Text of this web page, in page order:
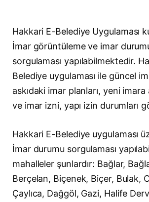
Hakkari E-Belediye Uygulaması
İmar görüntüleme ve imar
sorgulaması yapılabilmektedir.
Belediye uygulaması ile güncel
askıdaki imar planları, yeni imara
ve imar izni, yapı izin durumları
Hakkari E-Belediye uygulaması
İmar durumu sorgulaması
mahalleler şunlardır: Bağlar,
Berçelan, Biçenek, Biçer, Bulak,
Çaylıca, Dağgöl, Gazi, Halife